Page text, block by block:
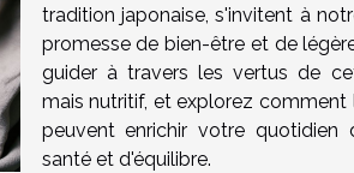
tradition japonaise, s'invitent à
promesse de bien-être et de
guider à travers les vertus de
mais nutritif, et explorez comment
peuvent enrichir votre quotidien
santé et d'équilibre.